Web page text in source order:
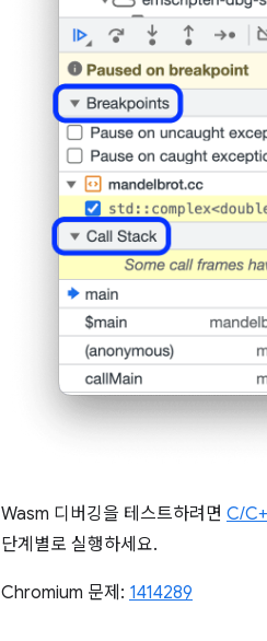
Wasm 디버깅을 테스트하려면 C/
단계별로 실행하세요.
Chromium 문제: 1414289